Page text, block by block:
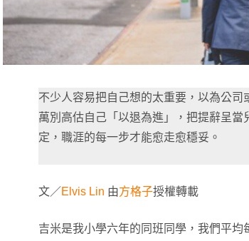
不少人容易把自己想的太重要，以為公
萬別高估自己「以退為進」，把提辭呈
定，職涯的每一步才能愈走愈穩妥。
文／Elvis Lin 由方格子授權轉載
吉米是我小學六年的同班同學，我們平均